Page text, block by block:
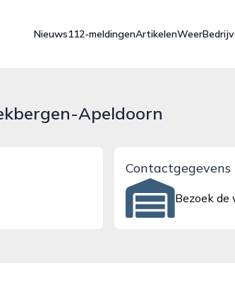
Nieuws112-meldingenArtikelenWeer
Apeldoorn
Contactgegevens
Bezoek de